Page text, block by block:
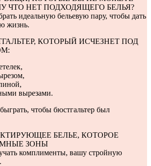
ЧТО НЕТ ПОДХОДЯЩЕГО БЕЛЬЯ?
идеальную бельевую пару, чтобы дать
жизнь.
КОТОРЫЙ ИСЧЕЗНЕТ ПОД
вырезами.
чтобы бюстгальтер был
БЕЛЬЕ, КОТОРОЕ
ЗОНЫ
комплименты, вашу стройную